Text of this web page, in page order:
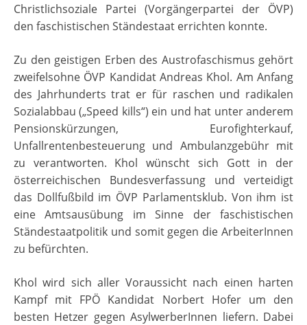
Christlichsoziale Partei (Vorgängerpartei der ÖVP)
den faschistischen Ständestaat errichten konnte.
Zu den geistigen Erben des Austrofaschismus gehört
zweifelsohne ÖVP Kandidat Andreas Khol. Am Anfang
des Jahrhunderts trat er für raschen und radikalen
Sozialabbau („Speed kills“) ein und hat unter anderem
Pensionskürzungen, Eurofighterkauf,
Unfallrentenbesteuerung und Ambulanzgebühr mit
zu verantworten. Khol wünscht sich Gott in der
österreichischen Bundesverfassung und verteidigt
das Dollfußbild im ÖVP Parlamentsklub. Von ihm ist
eine Amtsausübung im Sinne der faschistischen
Ständestaatpolitik und somit gegen die ArbeiterInnen
zu befürchten.
Khol wird sich aller Voraussicht nach einen harten
Kampf mit FPÖ Kandidat Norbert Hofer um den
besten Hetzer gegen AsylwerberInnen liefern. Dabei